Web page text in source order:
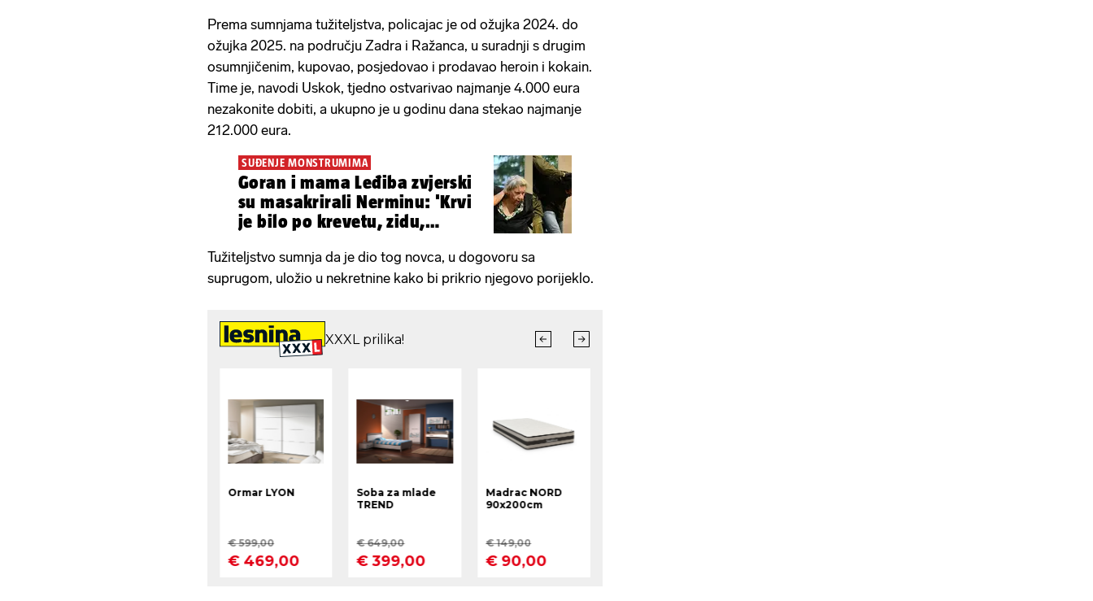
Prema sumnjama tužiteljstva, policajac je od ožujka 2024. do
ožujka 2025. na području Zadra i Ražanca, u suradnji s drugim
osumnjičenim, kupovao, posjedovao i prodavao heroin i kokain.
Time je, navodi Uskok, tjedno ostvarivao najmanje 4.000 eura
nezakonite dobiti, a ukupno je u godinu dana stekao najmanje
212.000 eura.
SUĐENJE MONSTRUMIMA
Goran i mama Leđiba zvjerski
su masakrirali Nerminu: 'Krvi
je bilo po krevetu, zidu,
Tužiteljstvo sumnja da je dio tog novca, u dogovoru sa
suprugom, uložio u nekretnine kako bi prikrio njegovo porijeklo.